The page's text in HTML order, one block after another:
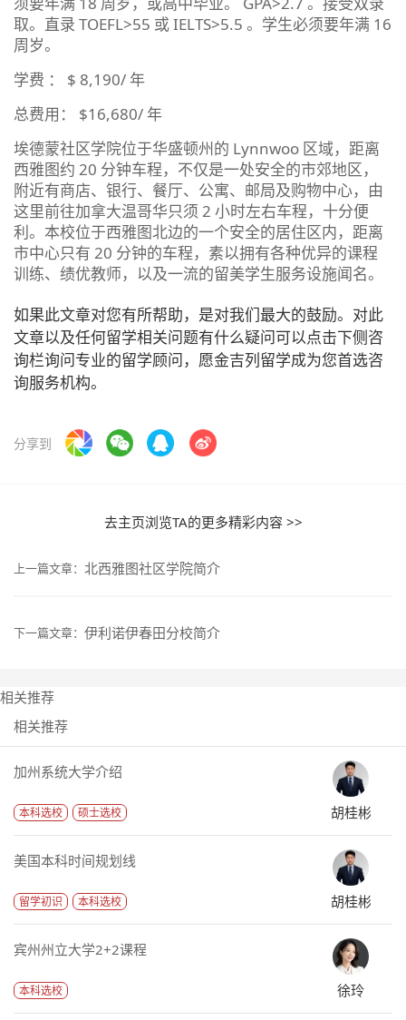
取。直录 TOEFL>55 或 IELTS>5.5 。学生必须要年满 16
周岁。
学费 ： $ 8,190/ 年
总费用： $16,680/ 年
埃德蒙社区学院位于华盛顿州的 Lynnwoo 区域，距离
西雅图约 20 分钟车程，不仅是一处安全的市郊地区，
附近有商店、银行、餐厅、公寓、邮局及购物中心，由
这里前往加拿大温哥华只须 2 小时左右车程，十分便
利。本校位于西雅图北边的一个安全的居住区内，距离
市中心只有 20 分钟的车程，素以拥有各种优异的课程
训练、绩优教师，以及一流的留美学生服务设施闻名。
如果此文章对您有所帮助，是对我们最大的鼓励。对此
文章以及任何留学相关问题有什么疑问可以点击下侧咨
询栏询问专业的留学顾问，愿金吉列留学成为您首选咨
询服务机构。
分享到
去主页浏览TA的更多精彩内容 >>
上一篇文章： 北西雅图社区学院简介
下一篇文章： 伊利诺伊春田分校简介
相关推荐
相关推荐
加州系统大学介绍
本科选校 硕士选校 胡桂彬
美国本科时间规划线
留学初识 本科选校 胡桂彬
宾州州立大学2+2课程
本科选校 徐玲